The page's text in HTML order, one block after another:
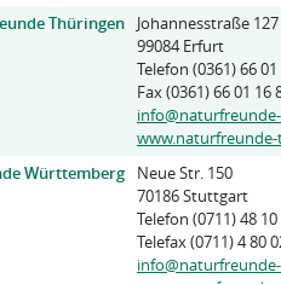
Thüringen
Johannesstraße 127
99084 Erfurt
Telefon (0361) 66 01
Fax (0361) 66 01 16
Württemberg
Neue Str. 150
70186 Stuttgart
Telefon (0711) 48 10
Telefax (0711) 4 80